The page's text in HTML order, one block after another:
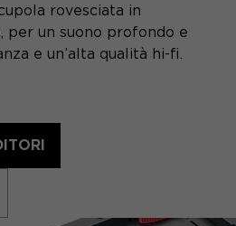
rovesciata in
per un suono profondo e
e un’alta qualità hi-fi.